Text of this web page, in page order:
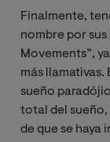
Finalmente,
nombre por sus
Movements”,
más
sueño
total del sueño,
de que se haya